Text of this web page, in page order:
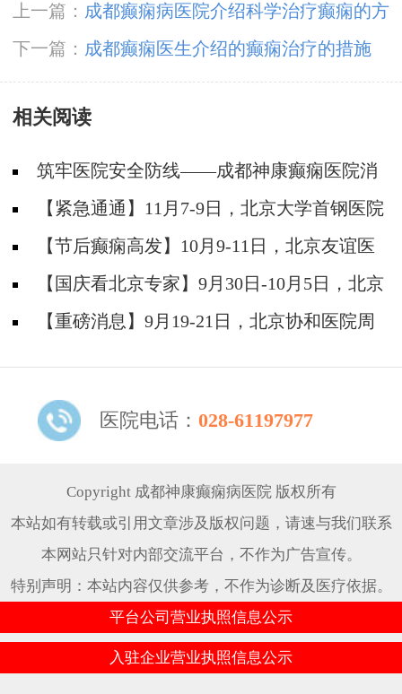
上一篇： 成都癫痫病医院介绍科学治疗癫痫的方
法
下一篇： 成都癫痫医生介绍的癫痫治疗的措施
相关阅读
筑牢医院安全防线——成都神康癫痫医院消
防安全培训纪实
【紧急通通】11月7-9日，北京大学首钢医院
神经内科胡颖教授亲临成都会诊，破解癫痫疑难
【节后癫痫高发】10月9-11日，北京友谊医
院陈葵博士免费会诊+治疗援助，破解癫痫难
题！
【国庆看北京专家】9月30日-10月5日，北京
天坛&首钢医院两大专家蓉城亲诊+癫痫大额救
【重磅消息】9月19-21日，北京协和医院周
线！
医院电话： 028-61197977
Copyright 成都神康癫痫病医院 版权所有
本站如有转载或引用文章涉及版权问题，请速与我们联系
本网站只针对内部交流平台，不作为广告宣传。
特别声明：本站内容仅供参考，不作为诊断及医疗依据。
平台公司营业执照信息公示
入驻企业营业执照信息公示